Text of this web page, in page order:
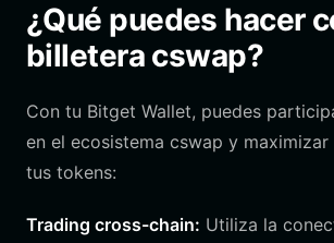
¿Qué puedes hacer
billetera cswap?
Con tu Bitget Wallet, puedes
en el ecosistema cswap y
tus tokens:
Trading cross-chain: Utiliza la